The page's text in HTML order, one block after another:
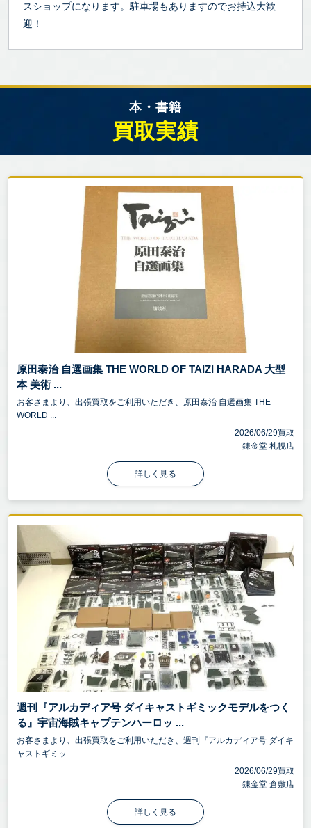
スショップになります。駐車場もありますのでお持込大歓
迎！
本・書籍
買取実績
原田泰治 自選画集 THE WORLD OF TAIZI HARADA 大型
本 美術 ...
お客さまより、出張買取をご利用いただき、原田泰治 自選画集 THE
WORLD ...
2026/06/29買取
錬金堂 札幌店
詳しく見る
週刊『アルカディア号 ダイキャストギミックモデルをつく
る』宇宙海賊キャプテンハーロッ ...
お客さまより、出張買取をご利用いただき、週刊『アルカディア号 ダイキ
ャストギミッ...
2026/06/29買取
錬金堂 倉敷店
詳しく見る